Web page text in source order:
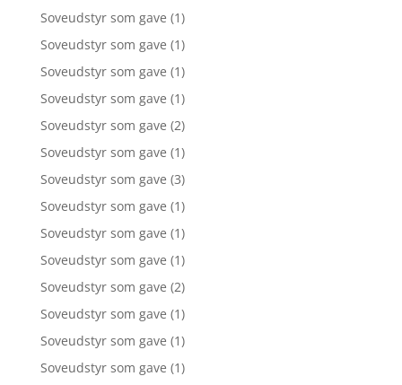
Soveudstyr som gave (1)
Soveudstyr som gave (1)
Soveudstyr som gave (1)
Soveudstyr som gave (1)
Soveudstyr som gave (2)
Soveudstyr som gave (1)
Soveudstyr som gave (3)
Soveudstyr som gave (1)
Soveudstyr som gave (1)
Soveudstyr som gave (1)
Soveudstyr som gave (2)
Soveudstyr som gave (1)
Soveudstyr som gave (1)
Soveudstyr som gave (1)